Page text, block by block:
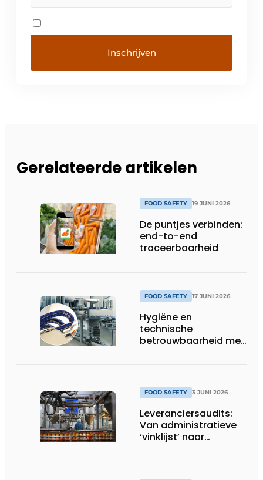
Gerelateerde artikelen
FOOD SAFETY 19 JUNI 2026
De puntjes verbinden:
end-to-end
traceerbaarheid
FOOD SAFETY 17 JUNI 2026
Hygiëne en
technische
betrouwbaarheid met
FOOD SAFETY 3 JUNI 2026
Leveranciersaudits:
Van administratieve
‘vinklijst’ naar